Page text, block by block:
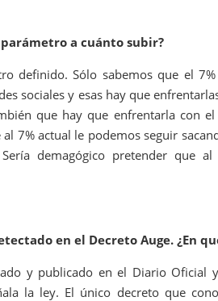
a cuánto subir?
definido. Sólo sabemos que el 7%
sociales y esas hay que
que hay que enfrentarla con
7% actual le podemos seguir
demagógico pretender que
en el Decreto Auge. ¿En
y publicado en el Diario Oficial
la ley. El único decreto que